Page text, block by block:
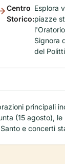
Centro
Storico:
Esplora
piazze
Signora
del
principali
(15 agosto),
e concerti